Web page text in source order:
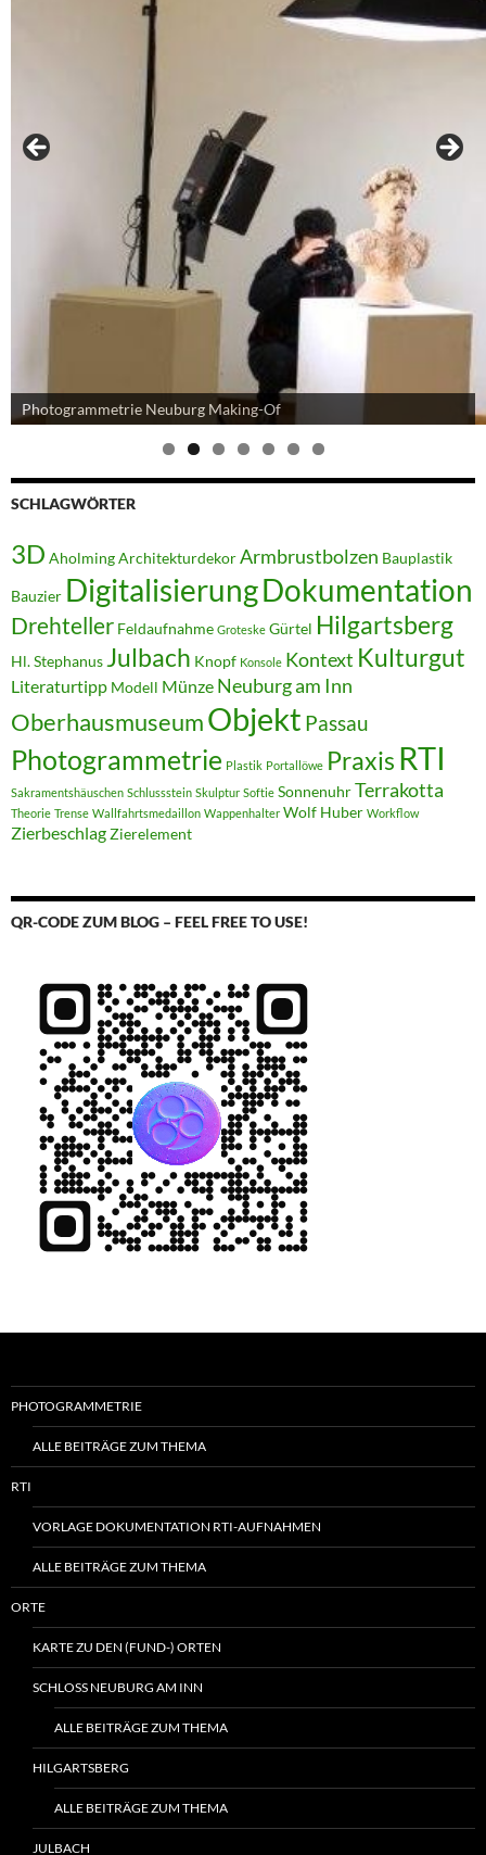
Photogrammetrie Neuburg Making-Of
Photogrammetrie - Modelle Terrakotten Neuburg
Zusammenschau
SCHLAGWÖRTER
3D AholmingArchitekturdekorArmbrustbolzen Bauplastik
Bauzier DigitalisierungDokumentation
Drehteller Feldaufnahme Groteske Gürtel Hilgartsberg
Hl. Stephanus Julbach Knopf Konsole Kontext Kulturgut
Literaturtipp Modell Münze Neuburg am Inn
OberhausmuseumObjekt Passau
Photogrammetrie Plastik Portallöwe Praxis RTI
Sakramentshäuschen Schlussstein Skulptur Softie SonnenuhrTerrakotta
Theorie Trense Wallfahrtsmedaillon Wappenhalter Wolf Huber Workflow
ZierbeschlagZierelement
QR-CODE ZUM BLOG – FEEL FREE TO USE!
PHOTOGRAMMETRIE
ALLE BEITRÄGE ZUM THEMA
RTI
VORLAGE DOKUMENTATION RTI-AUFNAHMEN
ALLE BEITRÄGE ZUM THEMA
ORTE
KARTE ZU DEN (FUND-) ORTEN
SCHLOSS NEUBURG AM INN
ALLE BEITRÄGE ZUM THEMA
HILGARTSBERG
ALLE BEITRÄGE ZUM THEMA
JULBACH